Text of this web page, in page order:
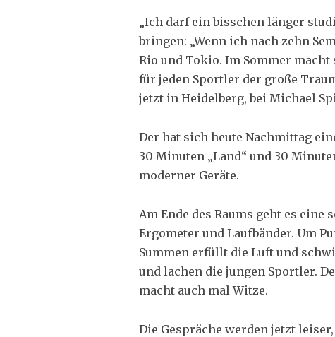
„Ich darf ein bisschen länger
bringen: „Wenn ich nach zehn
Rio und Tokio. Im Sommer
für jeden Sportler der große
jetzt in Heidelberg, bei Michael
Der hat sich heute Nachmittag
30 Minuten „Land“ und 30
moderner Geräte.
Am Ende des Raums geht es
Ergometer und Laufbänder. Um
Summen erfüllt die Luft und
und lachen die jungen Sportler.
macht auch mal Witze.
Die Gespräche werden jetzt